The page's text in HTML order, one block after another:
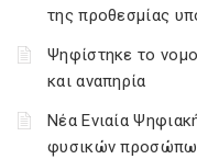
της προθεσμίας
Ψηφίστηκε το
και αναπηρία
Νέα Ενιαία
φυσικών